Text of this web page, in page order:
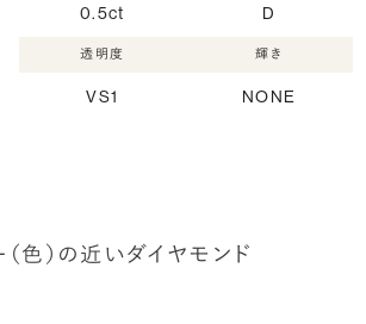
0.5ct D
透明度
VS1
輝き
NONE
（色）の近いダイヤモンド